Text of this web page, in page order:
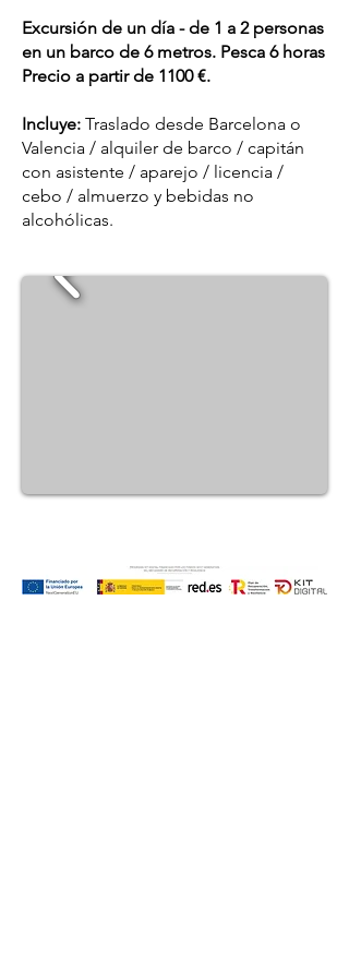
Excursión de un día - de 1 a 2 personas
en un barco de 6 metros. Pesca 6 horas
Precio a partir de 1100 €.
Incluye: Traslado desde Barcelona o
Valencia / alquiler de barco / capitán
con asistente / aparejo / licencia /
cebo / almuerzo y bebidas no
alcohólicas.